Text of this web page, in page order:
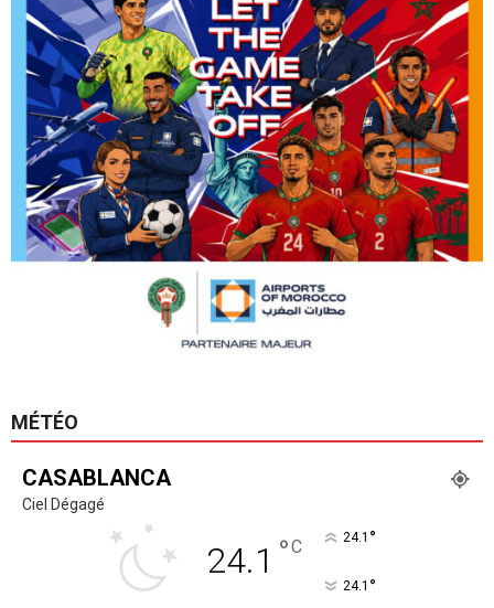
MÉTÉO
CASABLANCA
Ciel Dégagé
24.1 °C 24.1 °
24.1 °